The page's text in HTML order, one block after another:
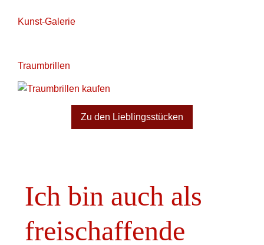
Kunst-Galerie
Traumbrillen
Zu den Lieblingsstücken
Ich bin auch als
freischaffende